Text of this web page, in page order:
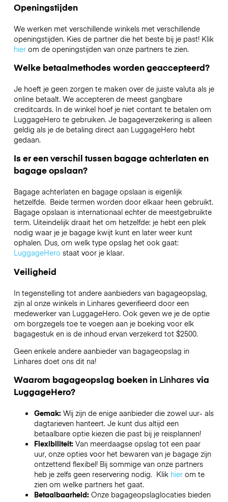
Openingstijden
We werken met verschillende winkels met verschillende
openingstijden. Kies de partner die het beste bij je past! Klik
hierom de openingstijden van onze partners te zien.
Welke betaalmethodes worden geaccepteerd?
Je hoeft je geen zorgen te maken over de juiste valuta als je
online betaalt. We accepteren de meest gangbare
creditcards. In de winkel hoef je niet contant te betalen om
LuggageHero te gebruiken. Je bagageverzekering is alleen
geldig als je de betaling direct aan LuggageHero hebt
gedaan.
Is er een verschil tussen bagage achterlaten en
bagage opslaan?
Bagage achterlaten en bagage opslaan is eigenlijk
hetzelfde. Beide termen worden door elkaar heen gebruikt.
Bagage opslaan is internationaal echter de meestgebruikte
term. Uiteindelijk draait het om hetzelfde: je hebt een plek
nodig waar je je bagage kwijt kunt en later weer kunt
ophalen. Dus, om welk type opslag het ook gaat:
LuggageHero staat voor je klaar.
Veiligheid
In tegenstelling tot andere aanbieders van bagageopslag,
zijn al onze winkels in Linharesgeverifieerd door een
medewerker van LuggageHero. Ook geven we je de optie
om borgzegels toe te voegen aan je boeking voor elk
bagagestuk en is de inhoud ervan verzekerd tot $2500.
Geen enkele andere aanbieder van bagageopslag in
Linharesdoet ons dit na!
Waarom bagageopslag boeken in Linhares via
LuggageHero?
Gemak: Wij zijn de enige aanbieder die zowel uur- als
dagtarieven hanteert. Je kunt dus altijd een
betaalbare optie kiezen die past bij je reisplannen!
Flexibiliteit: Van meerdaagse opslag tot een paar
uur, onze opties voor het bewaren van je bagage zijn
ontzettend flexibel! Bij sommige van onze partners
heb je zelfs geen reservering nodig. Klik hierom te
zien om welke partners het gaat.
Betaalbaarheid: Onze bagageopslaglocaties bieden